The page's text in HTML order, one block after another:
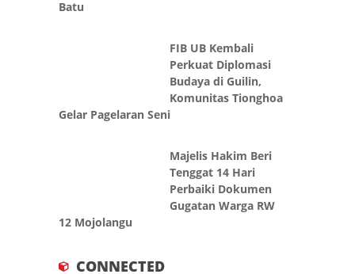
Batu
FIB UB Kembali
Perkuat Diplomasi
Budaya di Guilin,
Komunitas Tionghoa
Gelar Pagelaran Seni
Majelis Hakim Beri
Tenggat 14 Hari
Perbaiki Dokumen
Gugatan Warga RW
12 Mojolangu
CONNECTED